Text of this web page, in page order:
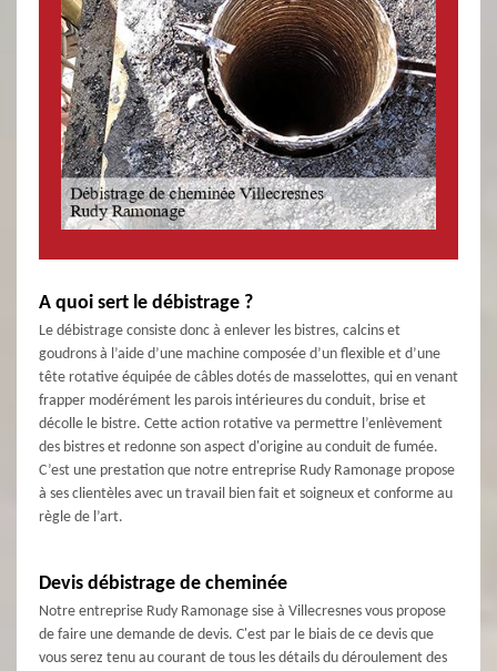
A quoi sert le débistrage ?
Le débistrage consiste donc à enlever les bistres, calcins et
goudrons à l’aide d’une machine composée d’un flexible et d’une
tête rotative équipée de câbles dotés de masselottes, qui en venant
frapper modérément les parois intérieures du conduit, brise et
décolle le bistre. Cette action rotative va permettre l’enlèvement
des bistres et redonne son aspect d'origine au conduit de fumée.
C’est une prestation que notre entreprise Rudy Ramonage propose
à ses clientèles avec un travail bien fait et soigneux et conforme au
règle de l’art.
Devis débistrage de cheminée
Notre entreprise Rudy Ramonage sise à Villecresnes vous propose
de faire une demande de devis. C'est par le biais de ce devis que
vous serez tenu au courant de tous les détails du déroulement des